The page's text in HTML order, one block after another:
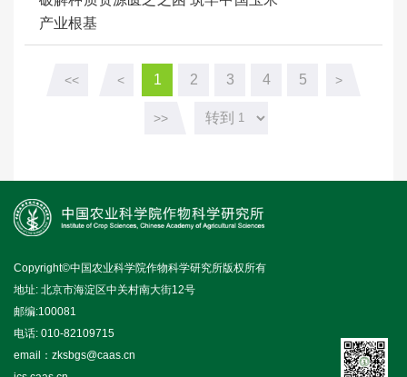
产业根基
<< < 1 2 3 4 5 >
>> 转到
Copyright©中国农业科学院作物科学研究所版权所有
地址: 北京市海淀区中关村南大街12号
邮编:100081
电话: 010-82109715
email：zksbgs@caas.cn